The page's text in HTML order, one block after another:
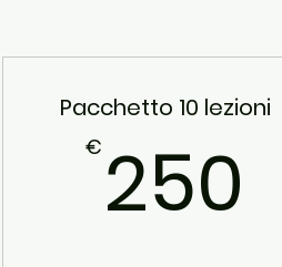
Pacchetto 10 lezioni
€ 250